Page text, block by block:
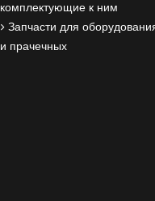
комплектующие к ним
Запчасти для
и прачечных